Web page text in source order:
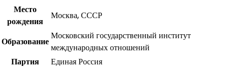
Место
рождения
Москва, СССР
Образование
Московский государственный институт
международных отношений
Партия
Единая Россия